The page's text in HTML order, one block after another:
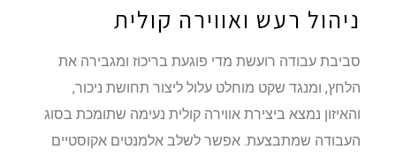
ניהול רעש ואווירה קולית
סביבת עבודה רועשת מדי פוגעת בריכוז ומגבירה את
הלחץ, ומנגד שקט מוחלט עלול ליצור תחושת ניכור,
והאיזון נמצא ביצירת אווירה קולית נעימה שתומכת בסוג
העבודה שמתבצעת. אפשר לשלב אלמנטים אקוסטיים